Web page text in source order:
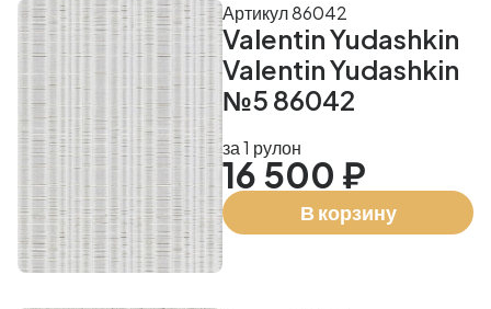
Valentin Yudashkin
Valentin Yudashkin
№5 86042
Артикул 86042
за 1 рулон
16 500 ₽
В корзину